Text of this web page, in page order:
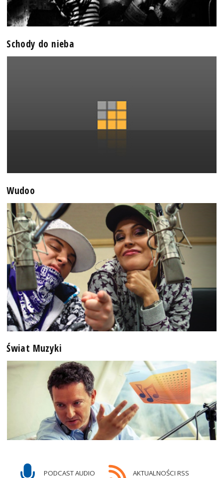
Schody do nieba
Wudoo
Świat Muzyki
PODCAST AUDIO AKTUALNOŚCI RSS